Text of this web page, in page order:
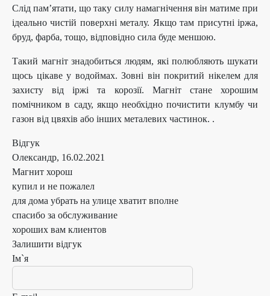
Слід пам’ятати, що таку силу намагнічення він матиме при
ідеально чистій поверхні металу. Якщо там присутні іржа,
бруд, фарба, тощо, відповідно сила буде меншою.
Такий магніт знадобиться людям, які полюбляють шукати
щось цікаве у водоймах. Зовні він покритий нікелем для
захисту від іржі та корозії. Магніт стане хорошим
помічником в саду, якщо необхідно почистити клумбу чи
газон від цвяхів або інших металевих частинок. .
Відгук
Олександр, 16.02.2021
Магнит хорош
купил и не пожалел
для дома убрать на улице хватит вполне
спасибо за обслуживание
хороших вам клиентов
Залишити відгук
Ім`я